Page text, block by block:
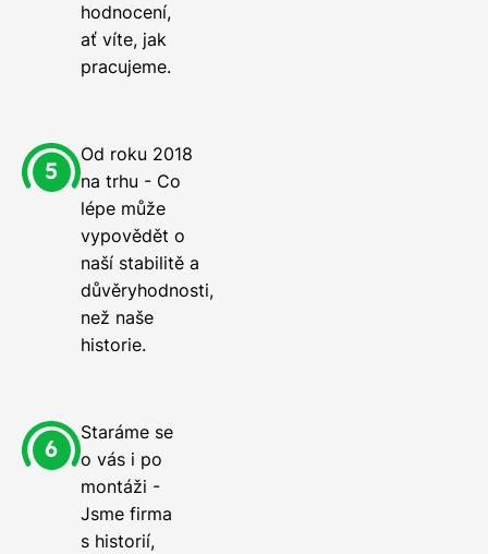
hodnocení,
ať víte, jak
pracujeme.
Od roku 2018
na trhu - Co
lépe může
vypovědět o
naší stabilitě a
důvěryhodnosti,
než naše
historie.
Staráme se
o vás i po
montáži -
Jsme firma
s historií,